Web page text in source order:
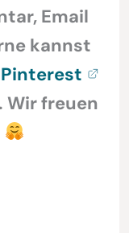
Email
kannst
Pinterest
Wir freuen